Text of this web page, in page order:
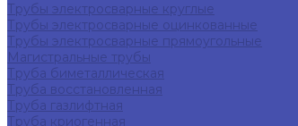
Трубы электросварные круглые
Трубы электросварные оцинкованные
Трубы электросварные прямоугольные
Магистральные трубы
Труба биметаллическая
Труба восстановленная
Труба газлифтная
Труба криогенная